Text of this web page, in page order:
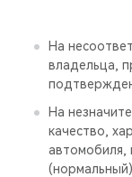
На
владельца,
На
качество,
автомобиля,